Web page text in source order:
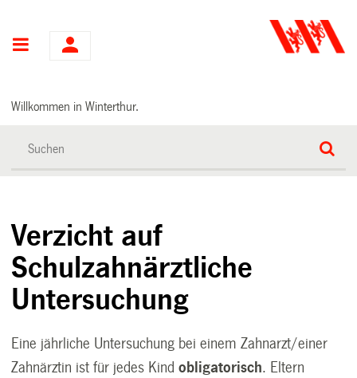
Hauptnavigation
Willkommen in Winterthur.
Verzicht auf
Schulzahnärztliche
Untersuchung
Eine jährliche Untersuchung bei einem Zahnarzt/einer
Zahnärztin ist für jedes Kindobligatorisch. Eltern